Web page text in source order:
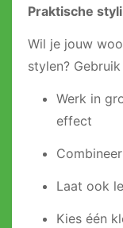
Praktische
Wil je jouw
stylen?
Werk in
effect
Laat ook
Kies één